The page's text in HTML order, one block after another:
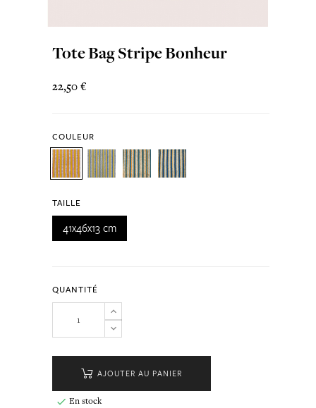
Tote Bag Stripe Bonheur
22,50 €
COULEUR
TAILLE
41x46x13 cm
QUANTITÉ
AJOUTER AU PANIER
 En stock